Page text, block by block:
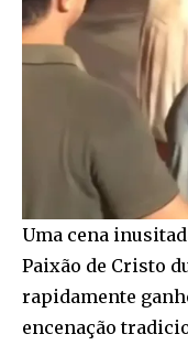
Uma cena
Paixão de Cristo
rapidamente
encenação